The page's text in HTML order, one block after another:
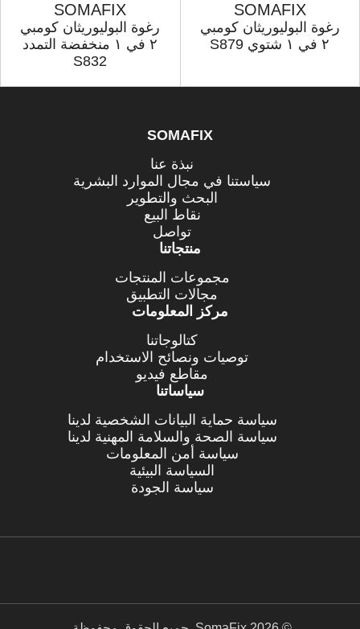
SOMAFIX
رغوة البولیوریثان كومبي
۲ في ۱ شتوي S879
SOMAFIX
رغوة البولیوریثان كومبي
۲ في ۱ منخفضة التمدد
S832
SOMAFIX
نبذة عنا
سياستنا في مجال الموارد البشرية
البحث والتطوير
نقاط البيع
تواصل
منتجاتنا
مجموعات المنتجات
مجالات التطبيق
مركز المعلومات
كتالوجاتنا
توصيات ونصائح الاستخدام
مقاطع فيديو
سياساتنا
سياسة حماية البيانات الشخصية لدينا
سياسة الصحة والسلامة المهنية لدينا
سياسة أمن المعلومات
السياسة البيئية
سياسة الجودة